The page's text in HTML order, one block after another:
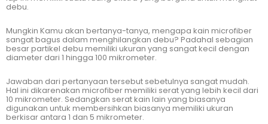
debu.
Mungkin Kamu akan bertanya-tanya, mengapa kain microfiber
sangat bagus dalam menghilangkan debu? Padahal sebagian
besar partikel debu memiliki ukuran yang sangat kecil dengan
diameter dari 1 hingga 100 mikrometer.
Jawaban dari pertanyaan tersebut sebetulnya sangat mudah.
Hal ini dikarenakan microfiber memiliki serat yang lebih kecil dari
10 mikrometer. Sedangkan serat kain lain yang biasanya
digunakan untuk membersihkan biasanya memiliki ukuran
berkisar antara 1 dan 5 mikrometer.